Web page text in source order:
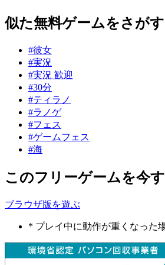
似た無料ゲームをさがす
#彼女
#実況
#実況 歓迎
#30分
#ティラノ
#ラノゲ
#フェス
#ゲームフェス
#海
このフリーゲームを今
ブラウザ版を遊ぶ
* プレイ中に動作が重くなった